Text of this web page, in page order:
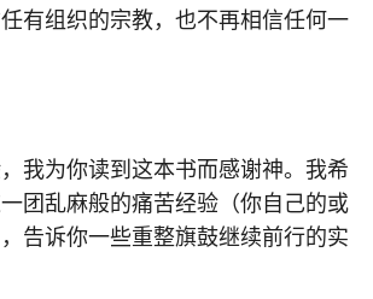
有组织的宗教，也不再相信任何一
我为你读到这本书而感谢神。我希
团乱麻般的痛苦经验（你自己的或
告诉你一些重整旗鼓继续前行的实